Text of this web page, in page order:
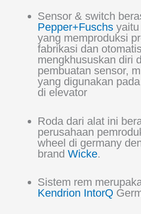
Sensor & switch
Pepper+Fuschs
yang memproduksi
fabrikasi dan
mengkhususkan diri
pembuatan sensor,
yang digunakan
di elevator
Roda dari alat ini
perusahaan
wheel di germany
brand Wicke.
Sistem rem
Kendrion IntorQ